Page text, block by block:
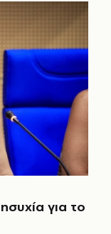
για το